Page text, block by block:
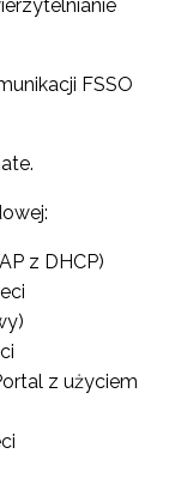
FSSO
z DHCP)
z użyciem